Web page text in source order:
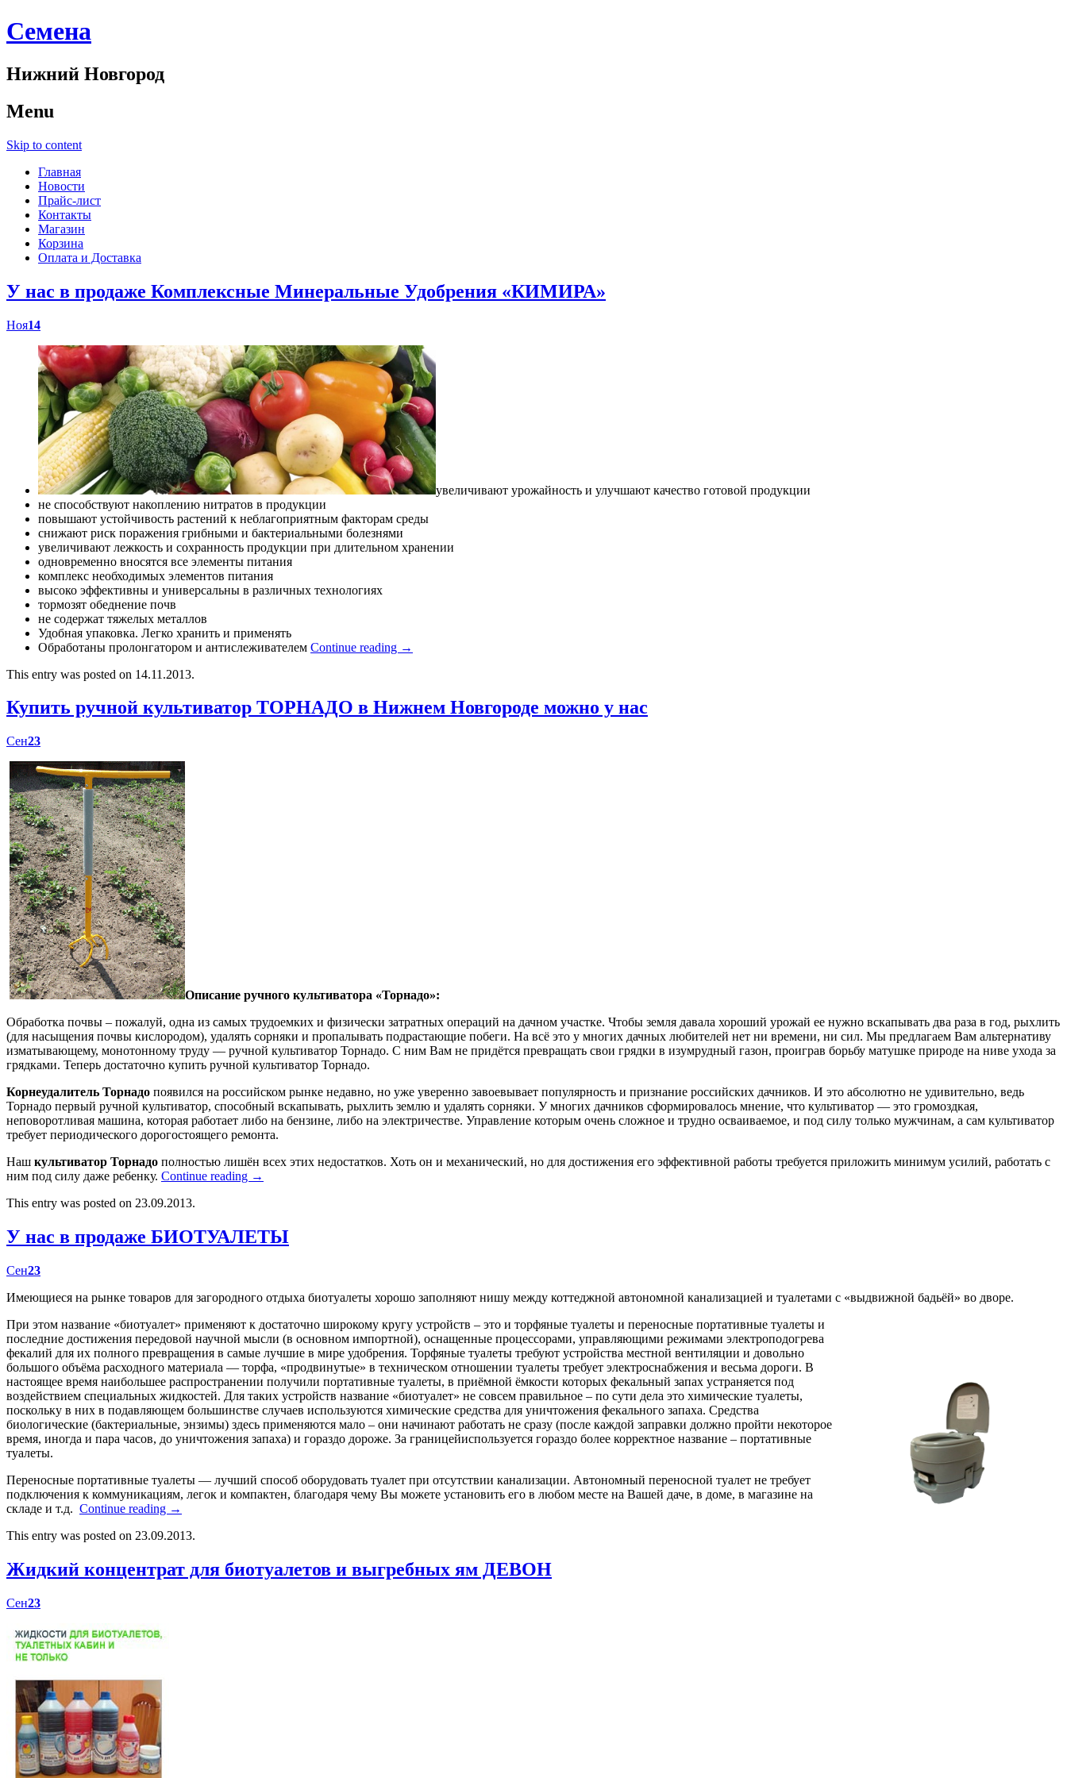
Cемена
Нижний Новгород
Menu
Skip to content
Главная
Новости
Прайс-лист
Контакты
Магазин
Корзина
Оплата и Доставка
У нас в продаже Комплексные Минеральные Удобрения «КИМИРА»
Ноя14
увеличивают урожайность и улучшают качество готовой продукции
не способствуют накоплению нитратов в продукции
повышают устойчивость растений к неблагоприятным факторам среды
снижают риск поражения грибными и бактериальными болезнями
увеличивают лежкость и сохранность продукции при длительном хранении
одновременно вносятся все элементы питания
комплекс необходимых элементов питания
высоко эффективны и универсальны в различных технологиях
тормозят обеднение почв
не содержат тяжелых металлов
Удобная упаковка. Легко хранить и применять
Обработаны пролонгатором и антислеживателем Continue reading →
This entry was posted on 14.11.2013.
Купить ручной культиватор ТОРНАДО в Нижнем Новгороде можно у нас
Сен23
Описание ручного культиватора «Торнадо»:
Обработка почвы – пожалуй, одна из самых трудоемких и физически затратных операций на дачном участке. Чтобы земля давала хороший урожай ее нужно вскапывать два раза в год, рыхлить
(для насыщения почвы кислородом), удалять сорняки и пропалывать подрастающие побеги. На всё это у многих дачных любителей нет ни времени, ни сил. Мы предлагаем Вам альтернативу
изматывающему, монотонному труду — ручной культиватор Торнадо. С ним Вам не придётся превращать свои грядки в изумрудный газон, проиграв борьбу матушке природе на ниве ухода за
грядками. Теперь достаточно купить ручной культиватор Торнадо.
Корнеудалитель Торнадо появился на российском рынке недавно, но уже уверенно завоевывает популярность и признание российских дачников. И это абсолютно не удивительно, ведь
Торнадо первый ручной культиватор, способный вскапывать, рыхлить землю и удалять сорняки. У многих дачников сформировалось мнение, что культиватор — это громоздкая,
неповоротливая машина, которая работает либо на бензине, либо на электричестве. Управление которым очень сложное и трудно осваиваемое, и под силу только мужчинам, а сам культиватор
требует периодического дорогостоящего ремонта.
Наш культиватор Торнадо полностью лишён всех этих недостатков. Хоть он и механический, но для достижения его эффективной работы требуется приложить минимум усилий, работать с
ним под силу даже ребенку. Continue reading →
This entry was posted on 23.09.2013.
У нас в продаже БИОТУАЛЕТЫ
Сен23
Имеющиеся на рынке товаров для загородного отдыха биотуалеты хорошо заполняют нишу между коттеджной автономной канализацией и туалетами с «выдвижной бадьёй» во дворе.
При этом название «биотуалет» применяют к достаточно широкому кругу устройств – это и торфяные туалеты и переносные портативные туалеты и
последние достижения передовой научной мысли (в основном импортной), оснащенные процессорами, управляющими режимами электроподогрева
фекалий для их полного превращения в самые лучшие в мире удобрения. Торфяные туалеты требуют устройства местной вентиляции и довольно
большого объёма расходного материала — торфа, «продвинутые» в техническом отношении туалеты требует электроснабжения и весьма дороги. В
настоящее время наибольшее распространении получили портативные туалеты, в приёмной ёмкости которых фекальный запах устраняется под
воздействием специальных жидкостей. Для таких устройств название «биотуалет» не совсем правильное – по сути дела это химические туалеты,
поскольку в них в подавляющем большинстве случаев используются химические средства для уничтожения фекального запаха. Средства
биологические (бактериальные, энзимы) здесь применяются мало – они начинают работать не сразу (после каждой заправки должно пройти некоторое
время, иногда и пара часов, до уничтожения запаха) и гораздо дороже. За границейиспользуется гораздо более корректное название – портативные
туалеты.
Переносные портативные туалеты — лучший способ оборудовать туалет при отсутствии канализации. Автономный переносной туалет не требует
подключения к коммуникациям, легок и компактен, благодаря чему Вы можете установить его в любом месте на Вашей даче, в доме, в магазине на
складе и т.д. Continue reading →
This entry was posted on 23.09.2013.
Жидкий концентрат для биотуалетов и выгребных ям ДЕВОН
Сен23